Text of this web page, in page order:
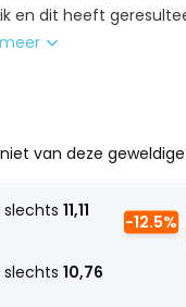
en dit heeft
van deze
slechts11,11
slechts10,76
-12.5%